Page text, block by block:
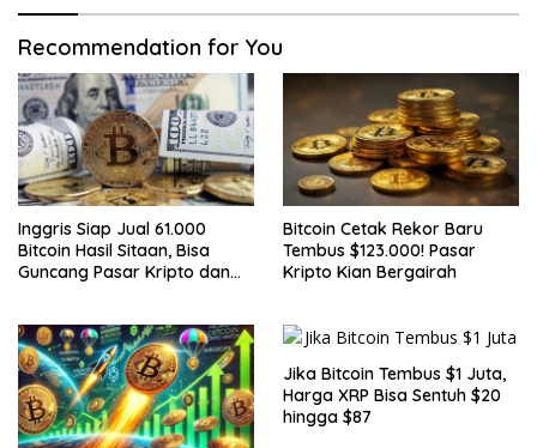
Recommendation for You
Inggris Siap Jual 61.000
Bitcoin Hasil Sitaan, Bisa
Guncang Pasar Kripto dan
Bitcoin Cetak Rekor Baru
Tembus $123.000! Pasar
Kripto Kian Bergairah
Jika Bitcoin Tembus $1 Juta,
Harga XRP Bisa Sentuh $20
hingga $87